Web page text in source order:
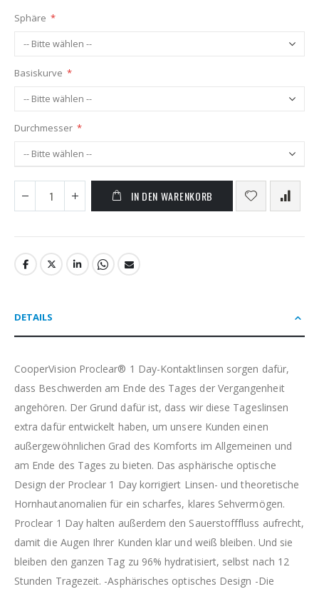
Sphäre
Basiskurve
Durchmesser
IN DEN WARENKORB
DETAILS
CooperVision Proclear® 1 Day-Kontaktlinsen sorgen dafür,
dass Beschwerden am Ende des Tages der Vergangenheit
angehören. Der Grund dafür ist, dass wir diese Tageslinsen
extra dafür entwickelt haben, um unsere Kunden einen
außergewöhnlichen Grad des Komforts im Allgemeinen und
am Ende des Tages zu bieten. Das asphärische optische
Design der Proclear 1 Day korrigiert Linsen- und theoretische
Hornhautanomalien für ein scharfes, klares Sehvermögen.
Proclear 1 Day halten außerdem den Sauerstofffluss aufrecht,
damit die Augen Ihrer Kunden klar und weiß bleiben. Und sie
bleiben den ganzen Tag zu 96% hydratisiert, selbst nach 12
Stunden Tragezeit. -Asphärisches optisches Design -Die